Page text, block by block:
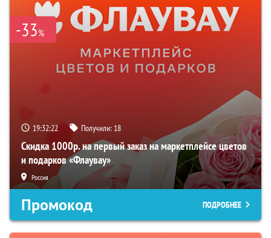
-33%
19:32:21 Получили: 18
Скидка 1000р. на первый заказ на маркетплейсе цветов
и подарков «Флаувау»
Россия
Промокод ПОДРОБНЕЕ